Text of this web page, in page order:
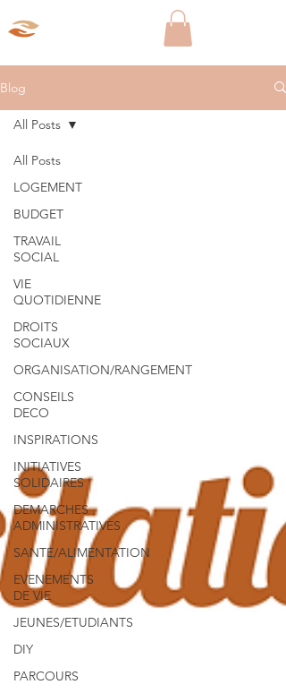
Blog
All Posts
LOGEMENT
BUDGET
TRAVAIL
SOCIAL
VIE
QUOTIDIENNE
DROITS
SOCIAUX
ORGANISATION/RANGEMENT
CONSEILS
DECO
INSPIRATIONS
INITIATIVES
SOLIDAIRES
DEMARCHES
ADMINISTRATIVES
SANTE/ALIMENTATION
EVENEMENTS
DE VIE
JEUNES/ETUDIANTS
DIY
PARCOURS
All Posts